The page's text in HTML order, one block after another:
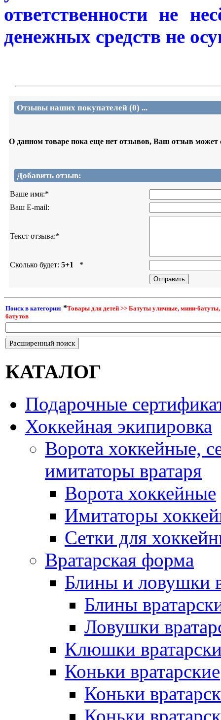
ответственности не
денежных средств не
Отзывы наших покупателей (0) ...
О данном товаре пока еще нет отзывов, Ваш отзыв может
Добавить отзыв:
Ваше имя:*
Ваш E-mail:
Текст отзыва:*
Сколько будет: 5+1 *
Поиск в категории: *Товары для детей >> Батуты уличные, мини-
батутов
Расширенный поиск
КАТАЛОГ
Подарочные
Хоккейная экипировка
Ворота хоккейные,
имитаторы вратаря
Ворота хоккейные
Имитаторы
Сетки для
Вратарская форма
Блины и ловушки
Блины
Ловушки
Клюшки
Коньки вратарские
Коньки